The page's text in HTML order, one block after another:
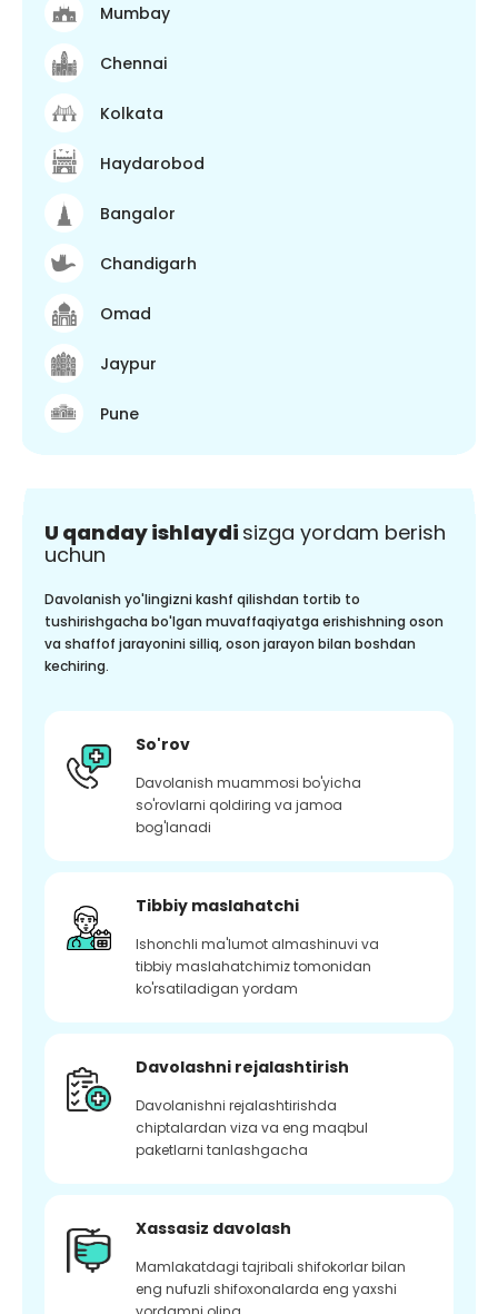
Mumbay
Chennai
Kolkata
Haydarobod
Bangalor
Chandigarh
Omad
Jaypur
Pune
U qanday ishlaydi sizga yordam berish
uchun
Davolanish yo'lingizni kashf qilishdan tortib to
tushirishgacha bo'lgan muvaffaqiyatga erishishning oson
va shaffof jarayonini silliq, oson jarayon bilan boshdan
kechiring.
So'rov
Davolanish muammosi bo'yicha
so'rovlarni qoldiring va jamoa
bog'lanadi
Tibbiy maslahatchi
Ishonchli ma'lumot almashinuvi va
tibbiy maslahatchimiz tomonidan
ko'rsatiladigan yordam
Davolashni rejalashtirish
Davolanishni rejalashtirishda
chiptalardan viza va eng maqbul
paketlarni tanlashgacha
Xassasiz davolash
Mamlakatdagi tajribali shifokorlar bilan
eng nufuzli shifoxonalarda eng yaxshi